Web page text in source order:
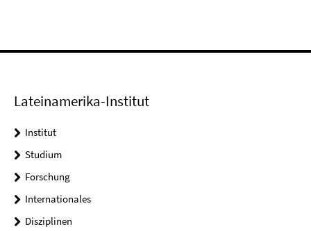
Lateinamerika-Institut
Institut
Studium
Forschung
Internationales
Disziplinen